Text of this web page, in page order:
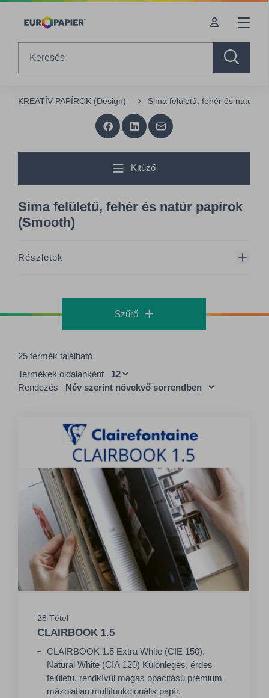
Table Of Content
KREATÍV PAPÍROK (Design) Sima felületű, fehér és natúr
Kitűző
Sima felületű, fehér és natúr papírok
(Smooth)
Részletek
Szűrő
25 termék található
Termékek oldalanként
Rendezés
28 Tétel
CLAIRBOOK 1.5
CLAIRBOOK 1.5 Extra White (CIE 150),
Natural White (CIA 120) Különleges, érdes
felületű, rendkívül magas opacitású prémium
mázolatlan multifunkcionális papír.